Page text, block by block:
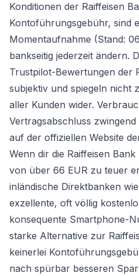
Konditionen der Raiffeisen
Kontoführungsgebühr, sind
Momentaufnahme (Stand:
bankseitig jederzeit ändern.
Trustpilot-Bewertungen der
subjektiv und spiegeln nicht
aller Kunden wider.
Vertragsabschluss
auf der offiziellen Website
Wenn dir die Raiffeisen
von über 66 EUR zu teuer
inländische Direktbanken
exzellente, oft völlig
konsequente Smartphone-
starke Alternative zur
keinerlei
nach spürbar besseren